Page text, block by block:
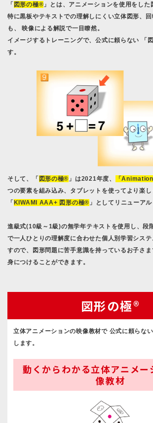
「図形の極® 」とは、アニメーションを使用をした
特に黒板やテキストでの理解しにくい立体図形、
も、 映像による解説で一目瞭然。
イメージするトレーニングで、公式に頼らない 「
す。
そして、「 図形の極® 」は2021年度、 「
つの要素を組み込み、タブレットを使ってより楽し
「 KIWAMI AAA+ 図形の極® 」としてリニューアル
進級式(10級～1級)の無学年テキストを使用し、段
で一人ひとりの理解度に合わせた個人別学習シス
すので、図形問題に苦手意識を持っているお子さ
身につけることができます。
図形の極®
立体アニメーションの映像教材で 公式に頼らな
します。
動くからわかる立体アニメー
像教材